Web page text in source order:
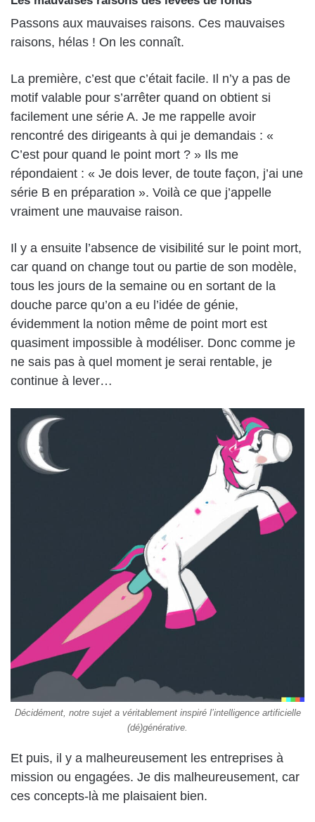
Passons aux mauvaises raisons. Ces mauvaises
raisons, hélas ! On les connaît.
La première, c’est que c’était facile. Il n’y a pas de
motif valable pour s’arrêter quand on obtient si
facilement une série A. Je me rappelle avoir
rencontré des dirigeants à qui je demandais : «
C’est pour quand le point mort ? » Ils me
répondaient : « Je dois lever, de toute façon, j’ai une
série B en préparation ». Voilà ce que j’appelle
vraiment une mauvaise raison.
Il y a ensuite l’absence de visibilité sur le point mort,
car quand on change tout ou partie de son modèle,
tous les jours de la semaine ou en sortant de la
douche parce qu’on a eu l’idée de génie,
évidemment la notion même de point mort est
quasiment impossible à modéliser. Donc comme je
ne sais pas à quel moment je serai rentable, je
continue à lever…
Décidément, notre sujet a véritablement inspiré l’intelligence artificielle
(dé)générative.
Et puis, il y a malheureusement les entreprises à
mission ou engagées. Je dis malheureusement, car
ces concepts-là me plaisaient bien.